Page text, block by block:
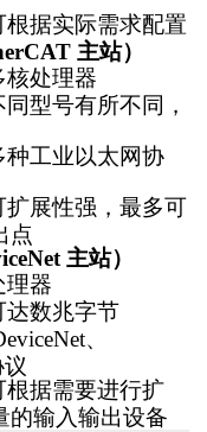
据实际需求配置
主站）
核处理器
型号有所不同，
工业以太网协
展性强，最多可
点
主站）
理器
达数兆字节
、
据需要进行扩
的输入输出设备